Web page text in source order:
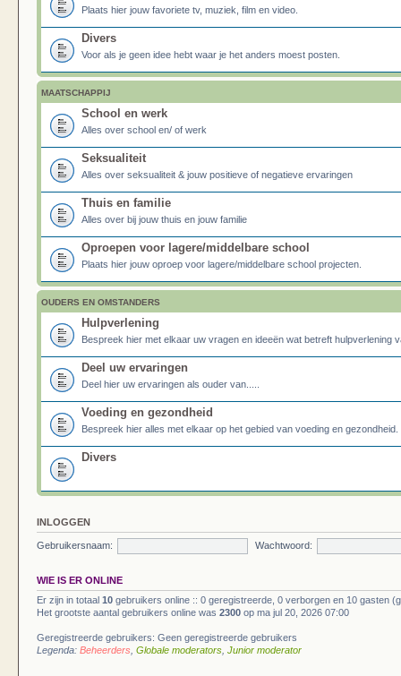
Plaats hier jouw favoriete tv, muziek, film en video.
Divers
Voor als je geen idee hebt waar je het anders moest posten.
MAATSCHAPPIJ
School en werk
Alles over school en/ of werk
Seksualiteit
Alles over seksualiteit & jouw positieve of negatieve ervaringen
Thuis en familie
Alles over bij jouw thuis en jouw familie
Oproepen voor lagere/middelbare school
Plaats hier jouw oproep voor lagere/middelbare school projecten.
OUDERS EN OMSTANDERS
Hulpverlening
Bespreek hier met elkaar uw vragen en ideeën wat betreft hulpverlening
Deel uw ervaringen
Deel hier uw ervaringen als ouder van.....
Voeding en gezondheid
Bespreek hier alles met elkaar op het gebied van voeding en gezondheid.
Divers
INLOGGEN
Gebruikersnaam: Wachtwoord:
WIE IS ER ONLINE
Er zijn in totaal 10 gebruikers online :: 0 geregistreerde, 0 verborgen en 10 gasten
Het grootste aantal gebruikers online was 2300 op ma jul 20, 2026 07:00
Geregistreerde gebruikers: Geen geregistreerde gebruikers
Legenda: Beheerders Globale moderators Junior moderator